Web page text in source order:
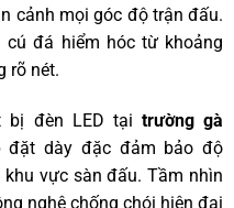
cảnh mọi góc độ trận đấu.
đá hiểm hóc từ khoảng
rõ nét.
bị đèn LED tạitrường gà
đặt dày đặc đảm bảo độ
vực sàn đấu. Tầm nhìn
nghệ chống chói hiện đại